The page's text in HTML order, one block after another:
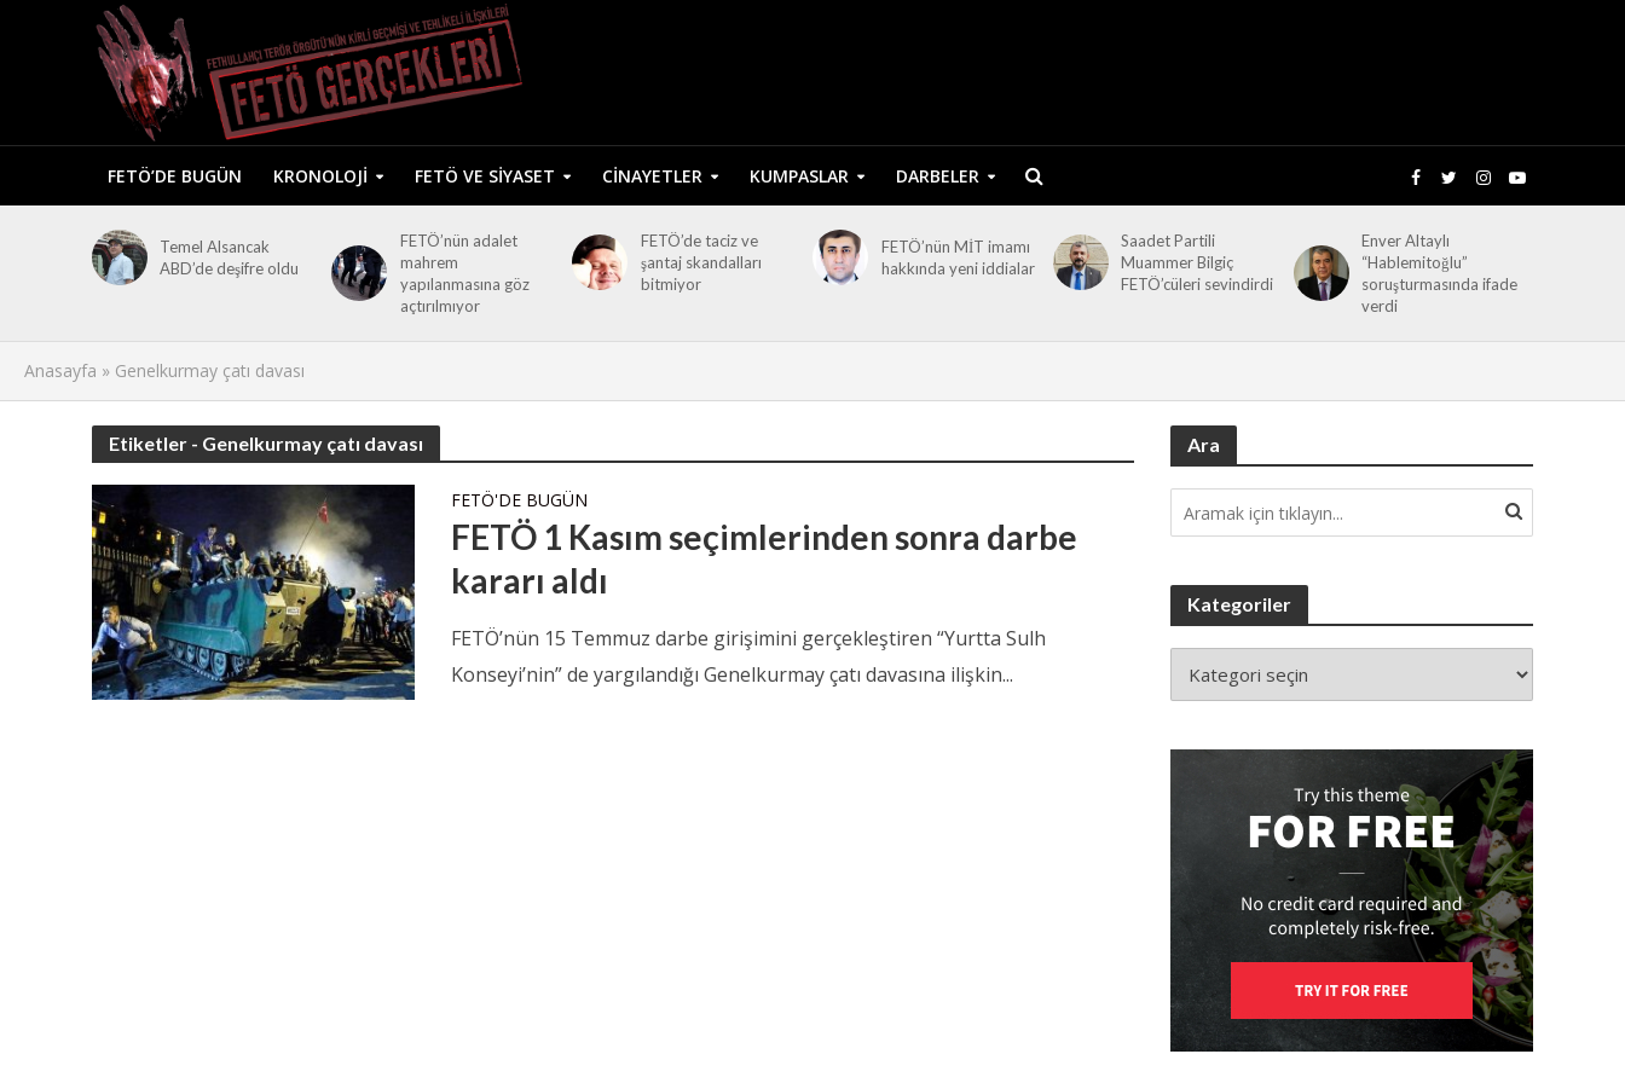
FETÖ’DE BUGÜN KRONOLOJI FETÖ VE SIYASET CINAYETLER KUMPASLAR DARBELER
Temel Alsancak
ABD’de deşifre oldu
FETÖ’nün adalet
mahrem
yapılanmasına göz
açtırılmıyor
FETÖ’de taciz ve
şantaj skandalları
bitmiyor
FETÖ’nün MİT imamı
hakkında yeni iddialar
Saadet Partili
Muammer Bilgiç
FETÖ’cüleri sevindirdi
Enver Altaylı
“Hablemitoğlu”
soruşturmasında ifade
verdi
Anasayfa » Genelkurmay çatı davası
Etiketler - Genelkurmay çatı davası
FETÖ'DE BUGÜN
FETÖ 1 Kasım seçimlerinden sonra darbe
kararı aldı
FETÖ’nün 15 Temmuz darbe girişimini gerçekleştiren “Yurtta Sulh
Konseyi’nin” de yargılandığı Genelkurmay çatı davasına ilişkin...
Ara
Kategoriler